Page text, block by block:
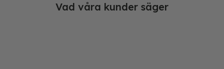
Vad våra kunder säger